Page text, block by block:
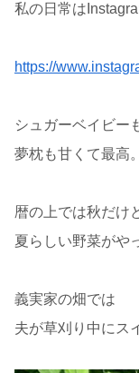
私の日常は
https://
シュガーベイビー
夢枕も甘くて最高。
暦の上では秋だけ
夏らしい野菜がや
義実家の畑では
夫が草刈り中にス